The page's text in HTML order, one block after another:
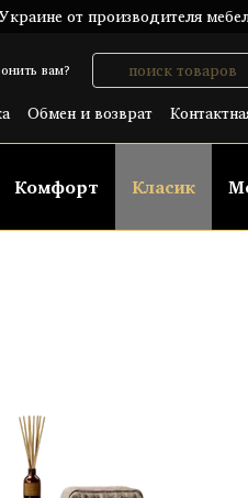
от производителя
вам?
Обмен и возврат
Комфорт Класик